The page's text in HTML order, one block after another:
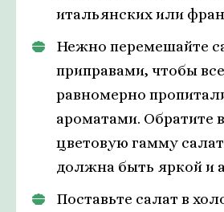
итальянских или
Нежно перемешайте
приправами, чтобы
равномерно
ароматами. Обратите
цветовую гамму
должна быть яркой и
Поставьте салат в